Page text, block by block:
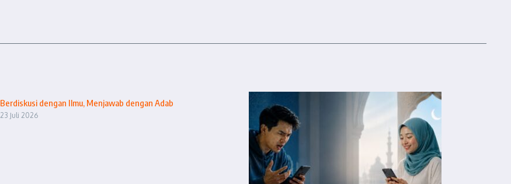
Berdiskusi dengan Ilmu, Menjawab dengan Adab
23 Juli 2026